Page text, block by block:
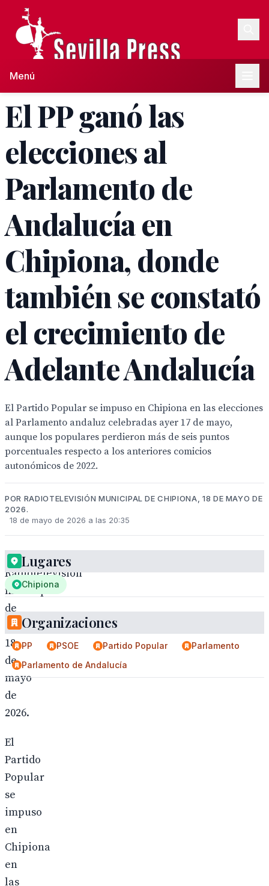
Menú
El PP ganó las
elecciones al
Parlamento de
Andalucía en
Chipiona, donde
también se constató
el crecimiento de
Adelante Andalucía
El Partido Popular se impuso en Chipiona en las elecciones
al Parlamento andaluz celebradas ayer 17 de mayo,
aunque los populares perdieron más de seis puntos
porcentuales respecto a los anteriores comicios
autonómicos de 2022.
POR RADIOTELEVISIÓN MUNICIPAL DE CHIPIONA, 18 DE MAYO DE
2026.
18 de mayo de 2026 a las 20:35
Radiotelevisión
municipal
de
Chipiona,
18
de
mayo
de
2026.
El
Partido
Popular
se
impuso
en
Chipiona
en
las
Lugares
Chipiona
Organizaciones
PP PSOE Partido Popular
Parlamento
Parlamento de Andalucía